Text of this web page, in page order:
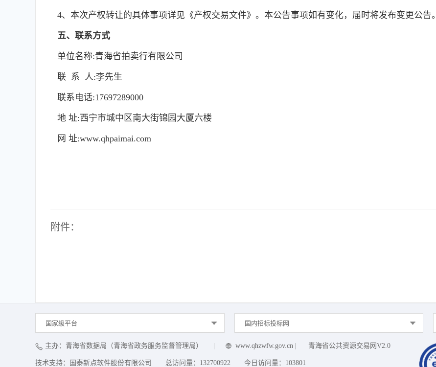
4、本次产权转让的具体事项详见《产权交易文件》。本公告事项如有变化，届时将发布变更公告。
五、联系方式
单位名称:青海省拍卖行有限公司
联 系 人:李先生
联系电话:17697289000
地 址:西宁市城中区南大街锦园大厦六楼
网 址:www.qhpaimai.com
附件：
国家级平台 国内招标投标网
主办：青海省数据局（青海省政务服务监督管理局） www.qhzwfw.gov.cn 青海省公共资源交易网V2.0
技术支持：国泰新点软件股份有限公司 总访问量： 132700922 今日访问量： 103801